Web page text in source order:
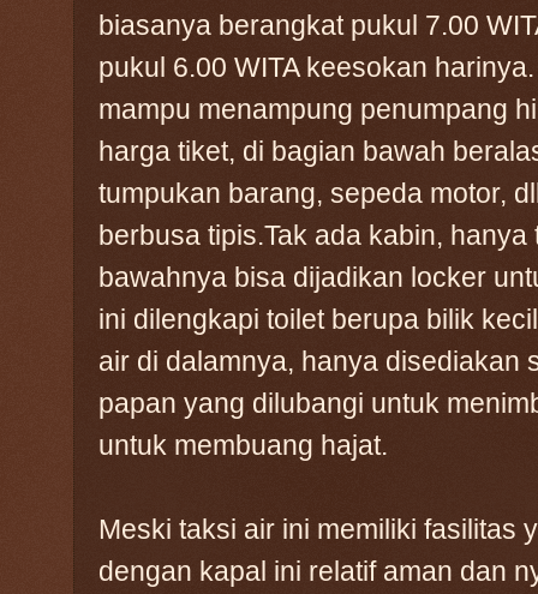
biasanya berangkat pukul 7.00
pukul 6.00 WITA keesokan
mampu menampung penumpang
harga tiket, di bagian bawah
tumpukan barang, sepeda motor,
berbusa tipis.Tak ada kabin,
bawahnya bisa dijadikan locker
ini dilengkapi toilet berupa bilik
air di dalamnya, hanya disediakan
papan yang dilubangi untuk
untuk membuang hajat.
Meski taksi air ini memiliki fasilitas
dengan kapal ini relatif aman dan